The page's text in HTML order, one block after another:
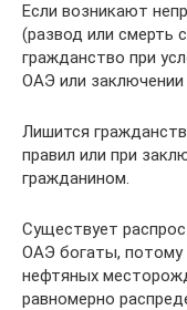
Если возникают
(развод или смерть
гражданство при
ОАЭ или
Лишится
правил или при
гражданином.
Существует
ОАЭ богаты, потому
нефтяных
равномерно